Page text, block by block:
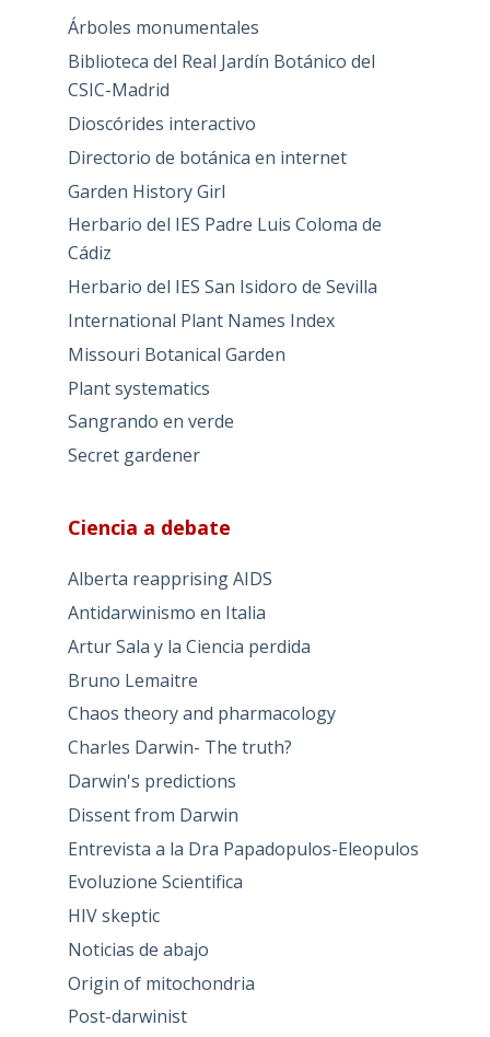
Árboles monumentales
Biblioteca del Real Jardín Botánico del
CSIC-Madrid
Dioscórides interactivo
Directorio de botánica en internet
Garden History Girl
Herbario del IES Padre Luis Coloma de
Cádiz
Herbario del IES San Isidoro de Sevilla
International Plant Names Index
Missouri Botanical Garden
Plant systematics
Sangrando en verde
Secret gardener
Ciencia a debate
Alberta reapprising AIDS
Antidarwinismo en Italia
Artur Sala y la Ciencia perdida
Bruno Lemaitre
Chaos theory and pharmacology
Charles Darwin- The truth?
Darwin's predictions
Dissent from Darwin
Entrevista a la Dra Papadopulos-Eleopulos
Evoluzione Scientifica
HIV skeptic
Noticias de abajo
Origin of mitochondria
Post-darwinist